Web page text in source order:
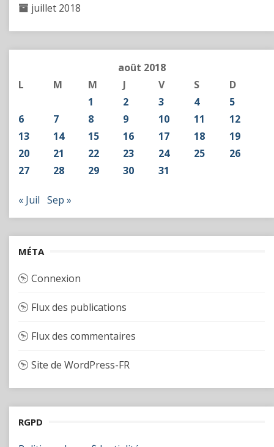
juillet 2018
août 2018
L
M M J V S
D
1
2 3 4
5
6
7 8 9 10 11
12
13
14 15 16 17 18
19
20
21 22 23 24 25
26
27
28 29 30 31
« Juil Sep »
MÉTA
Connexion
Flux des publications
Flux des commentaires
Site de WordPress-FR
RGPD